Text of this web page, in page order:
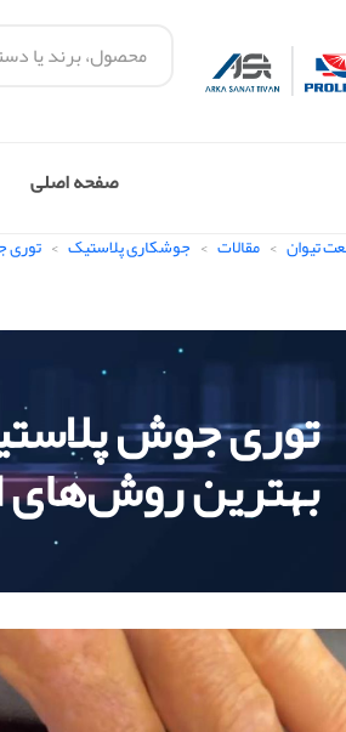
صفحه اصلی
تیوان مقالات جوشکاری پلاستیک توری
توری جوش
بهترین روش‌های